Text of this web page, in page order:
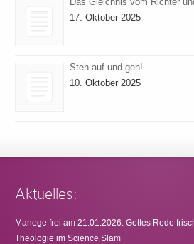
17. Oktober 2025
Steh auf und geh!
10. Oktober 2025
Aktuelles:
Manege frei am 21.01.2026: Gottes Rede
Theologie im Science Slam